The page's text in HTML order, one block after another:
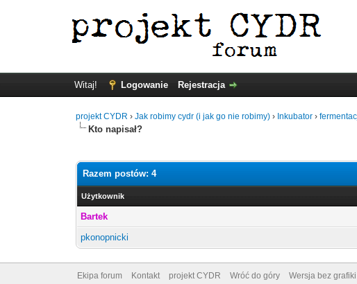
Witaj! Logowanie Rejestracja
projekt CYDR ›Jak robimy cydr (i jak go nie robimy) › Inkubator ›
Kto napisał?
Razem postów: 4
Użytkownik
Bartek
pkonopnicki
Ekipa forum Kontakt projekt CYDR Wróć do góry Wersja bez grafiki